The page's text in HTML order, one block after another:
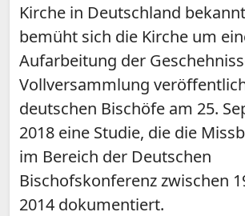
Kirche in Deutschland
bemüht sich die Kirche um
Aufarbeitung der
Vollversammlung
deutschen Bischöfe am 25.
2018 eine Studie, die die
im Bereich der Deutschen
Bischofskonferenz zwischen
2014 dokumentiert.